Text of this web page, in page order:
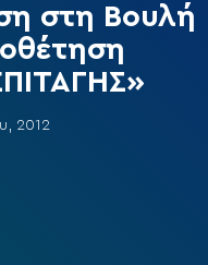
στη Βουλή
2012